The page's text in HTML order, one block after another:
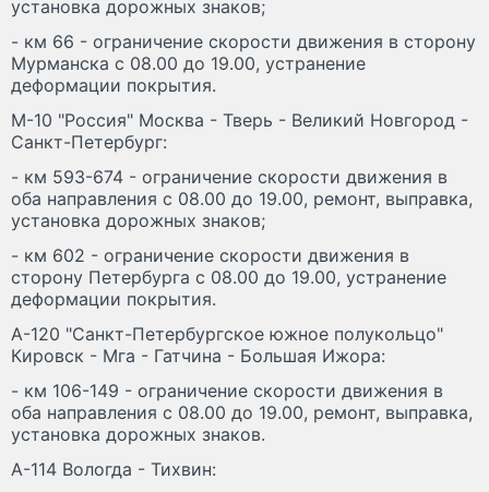
установка дорожных знаков;
- км 66 - ограничение скорости движения в сторону
Мурманска с 08.00 до 19.00, устранение
деформации покрытия.
М-10 "Россия" Москва - Тверь - Великий Новгород -
Санкт-Петербург:
- км 593-674 - ограничение скорости движения в
оба направления с 08.00 до 19.00, ремонт, выправка,
установка дорожных знаков;
- км 602 - ограничение скорости движения в
сторону Петербурга с 08.00 до 19.00, устранение
деформации покрытия.
А-120 "Санкт-Петербургское южное полукольцо"
Кировск - Мга - Гатчина - Большая Ижора:
- км 106-149 - ограничение скорости движения в
оба направления с 08.00 до 19.00, ремонт, выправка,
установка дорожных знаков.
А-114 Вологда - Тихвин: